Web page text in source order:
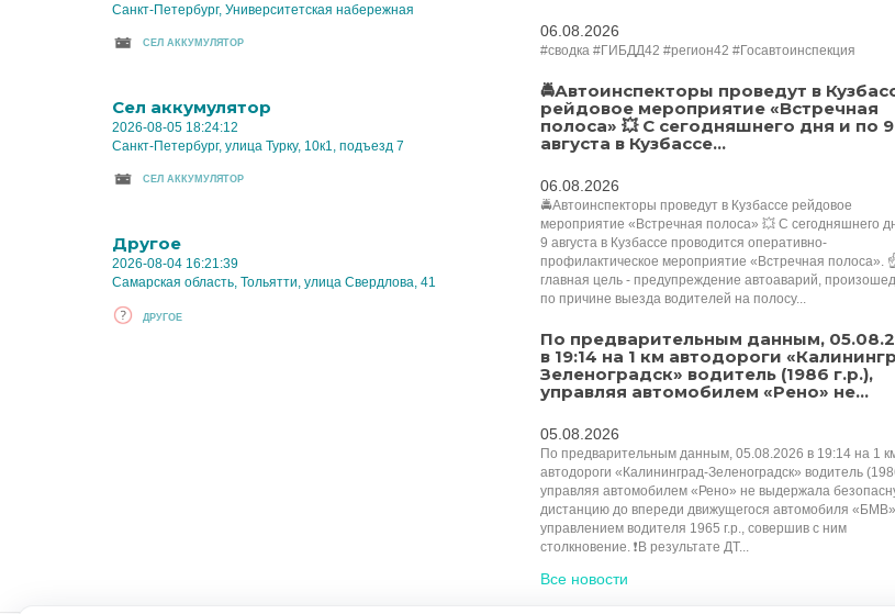
Санкт-Петербург, Университетская набережная
CЕЛ АККУМУЛЯТОР
Cел аккумулятор
2026-08-05 18:24:12
Санкт-Петербург, улица Турку, 10к1, подъезд 7
CЕЛ АККУМУЛЯТОР
Другое
2026-08-04 16:21:39
Самарская область, Тольятти, улица Свердлова, 41
ДРУГОЕ
06.08.2026
#сводка #ГИБДД42 #регион42 #Госавтоинспекция
🚔Автоинспекторы проведут в
рейдовое мероприятие «Встречная
полоса» 💥 С сегодняшнего дня и по 9
августа в Кузбассе...
06.08.2026
🚔Автоинспекторы проведут в Кузбассе рейдовое
мероприятие «Встречная полоса» 💥 С сегодняшнего
9 августа в Кузбассе проводится оперативно-
профилактическое мероприятие «Встречная полоса».
главная цель - предупреждение автоаварий,
по причине выезда водителей на полосу...
По предварительным данным,
в 19:14 на 1 км автодороги
Зеленоградск» водитель (1986 г.р.),
управляя автомобилем «Рено» не...
05.08.2026
По предварительным данным, 05.08.2026 в 19:14 на 1
автодороги «Калининград-Зеленоградск» водитель
управляя автомобилем «Рено» не выдержала
дистанцию до впереди движущегося автомобиля
управлением водителя 1965 г.р., совершив с ним
столкновение. ❗️В результате ДТ...
Все новости